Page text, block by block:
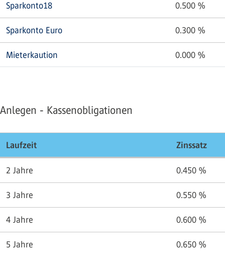
Sparkonto18 0.500 %
Sparkonto Euro 0.300 %
Mieterkaution 0.000 %
Anlegen - Kassenobligationen
Laufzeit Zinssatz
2 Jahre 0.450 %
3 Jahre 0.550 %
4 Jahre 0.600 %
5 Jahre 0.650 %